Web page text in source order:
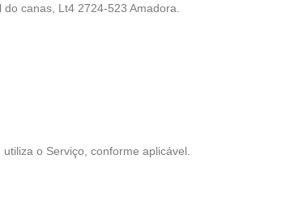
do canas, Lt4 2724-523 Amadora.
o Serviço, conforme aplicável.